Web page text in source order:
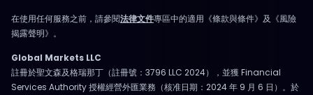
在使用任何服務之前，請參閱法律文件專區中的適用《條款與條件》及《風險
揭露聲明》。
Global Markets LLC
註冊於聖文森及格瑞那丁（註冊號：3796 LLC 2024），並獲 Financial
Services Authority 授權經營外匯業務（核准日期：2024 年 9 月 6 日）。於